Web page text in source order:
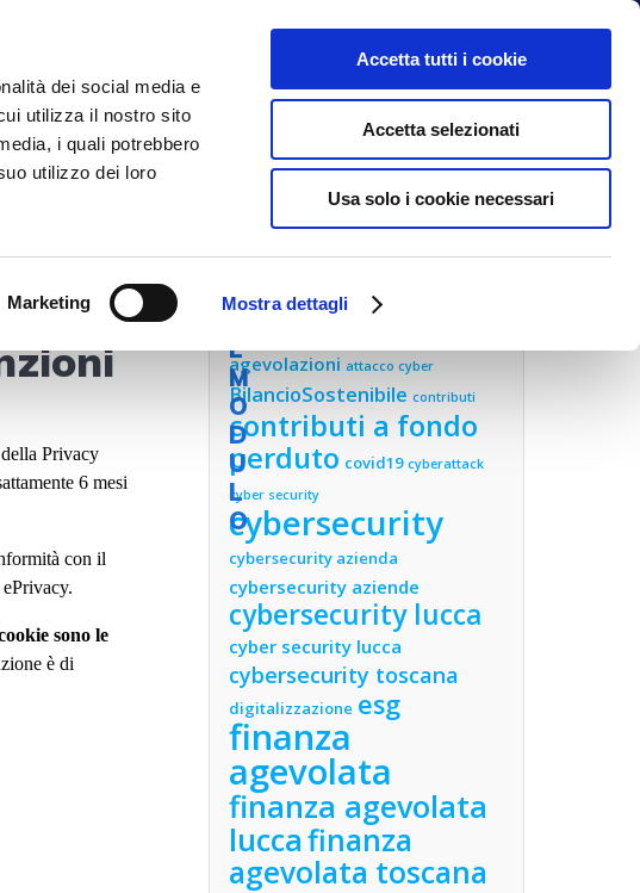
dei social media e
utilizza il nostro sito
i quali potrebbero
utilizzo dei loro
Marketing Mostra dettagli
Accetta tutti i cookie
Accetta selezionati
Usa solo i cookie necessari
CON NOI BLOG
del
Privacy
6 mesi
con il
sono le
è di
R
A
I
L
M
O
D
U
L
O
CLOUD
agevolazioni attacco cyber
BilancioSostenibile contributi
contributi a fondo
perduto covid19 cyberattack
cyber security
cybersecurity
cybersecurity azienda
cybersecurity aziende
cybersecurity lucca
cyber security lucca
cybersecurity toscana
digitalizzazione esg
finanza
agevolata
finanza agevolata
luccafinanza
agevolata toscana